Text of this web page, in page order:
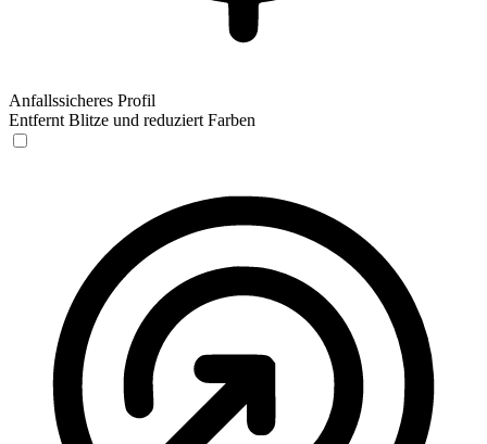
Anfallssicheres Profil
Entfernt Blitze und reduziert Farben